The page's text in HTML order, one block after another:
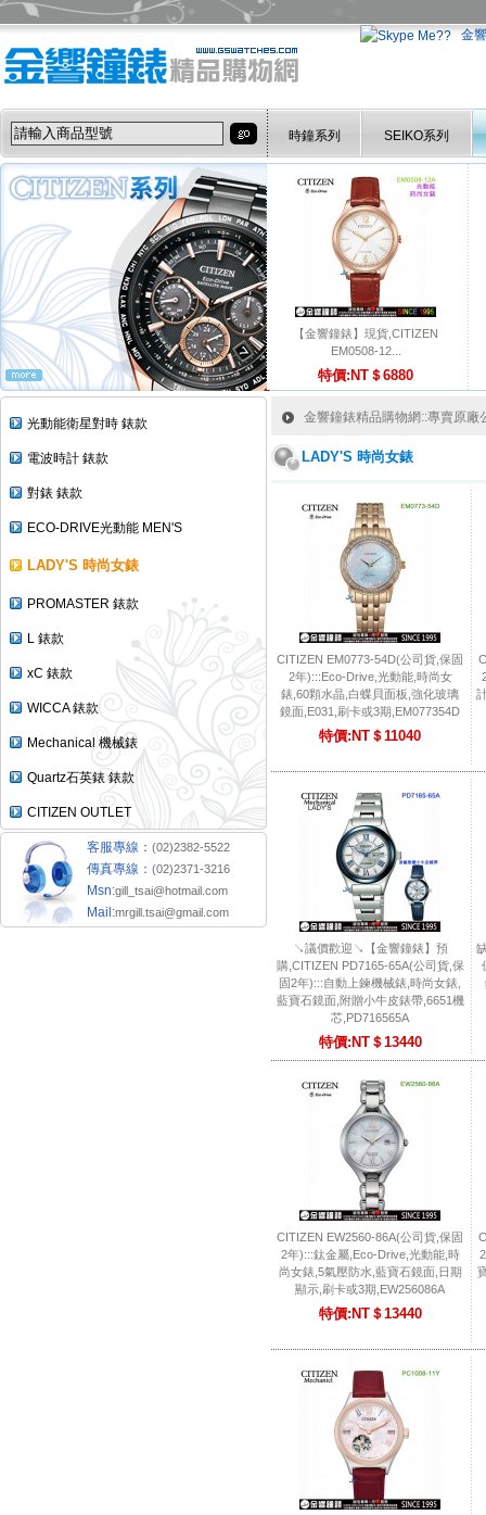
金
時鐘系列 SEIKO系列
【金響鐘錶】現貨,CITIZEN
EM0508-12...
特價:NT＄6880
光動能衛星對時 錶款
電波時計 錶款
對錶 錶款
ECO-DRIVE光動能 MEN'S
LADY'S 時尚女錶
PROMASTER 錶款
L 錶款
xC 錶款
WICCA 錶款
Mechanical 機械錶
Quartz石英錶 錶款
CITIZEN OUTLET
客服專線： (02)2382-5522
傳真專線： (02)2371-3216
Msn:gill_tsai@hotmail.com
Mail:mrgill.tsai@gmail.com
金響鐘錶精品購物網::專賣原廠
LADY'S 時尚女錶
CITIZEN EM0773-54D(公司貨,保固
2年):::Eco-Drive,光動能,時尚女
錶,60顆水晶,白蝶貝面板,強化玻璃
鏡面,E031,刷卡或3期,EM077354D
特價:NT＄11040
↘議價歡迎↘【金響鐘錶】預
購,CITIZEN PD7165-65A(公司貨,保
固2年):::自動上鍊機械錶,時尚女錶,
藍寶石鏡面,附贈小牛皮錶帶,6651機
芯,PD716565A
特價:NT＄13440
CITIZEN EW2560-86A(公司貨,保固
2年):::鈦金屬,Eco-Drive,光動能,時
尚女錶,5氣壓防水,藍寶石鏡面,日期
顯示,刷卡或3期,EW256086A
特價:NT＄13440